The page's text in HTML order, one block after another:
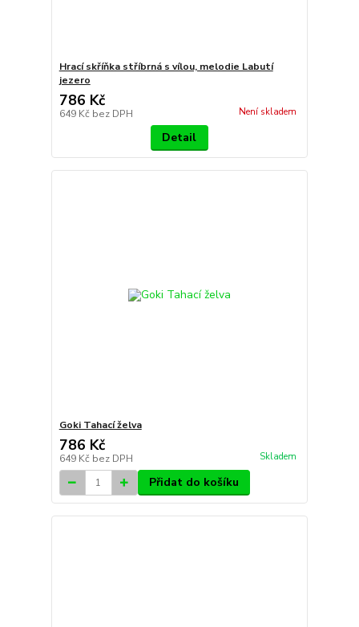
Hrací skříňka stříbrná s vílou, melodie Labutí
jezero
786 Kč
649 Kč bez DPH Není skladem
Detail
Goki Tahací želva
786 Kč
649 Kč bez DPH Skladem
Přidat do košíku